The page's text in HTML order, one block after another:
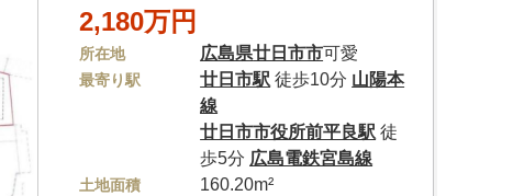
2,180万円
所在地 広島県廿日市市可愛
最寄り駅 廿日市駅 徒歩10分 山陽本
線
廿日市市役所前平良駅 徒
歩5分 広島電鉄宮島線
土地面積 160.20m²